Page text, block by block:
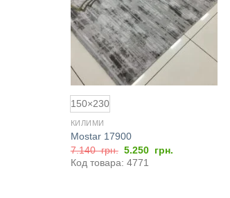
150×230
КИЛИМИ
Mostar 17900
7.140грн. Оригінальна
ціна:
7.140
5.250 грн.
Код товара: 4771